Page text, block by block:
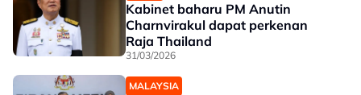
Kabinet baharu PM Anutin
Charnvirakul dapat perkenan
Raja Thailand
31/03/2026
MALAYSIA